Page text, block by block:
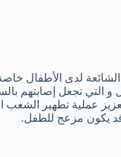
لدى الأطفال
التي تجعل إصابتهم
عملية تطهير الشعب
يكون مزعج للطفل.